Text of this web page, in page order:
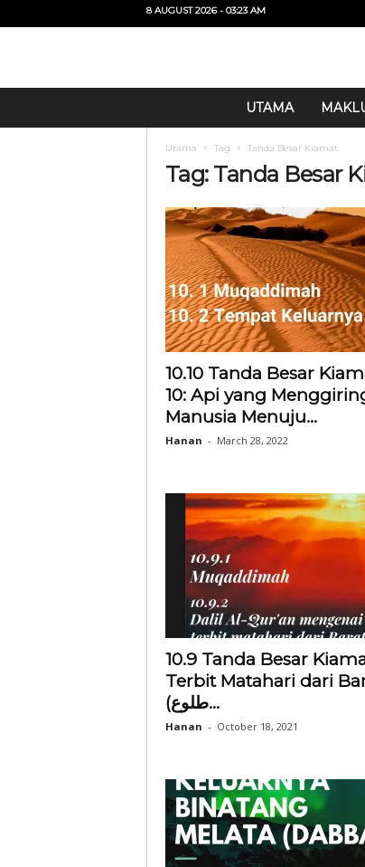
8 AUGUST 2026 - 03:23 AM
UTAMA
Utama Tag Tanda Besar Kiamat
Tag: Tanda Besar
10.10 Tanda Besar
10: Api yang
Manusia Menuju...
Hanan - March 28, 2022
10.9 Tanda Besar
Terbit Matahari dari
(طلوع...
Hanan - October 18, 2021